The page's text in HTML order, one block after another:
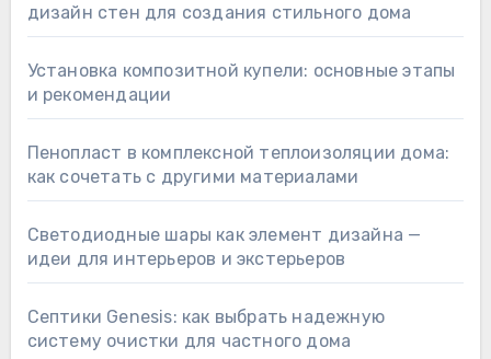
дизайн стен для создания стильного дома
Установка композитной купели: основные этапы
и рекомендации
Пенопласт в комплексной теплоизоляции дома:
как сочетать с другими материалами
Светодиодные шары как элемент дизайна —
идеи для интерьеров и экстерьеров
Септики Genesis: как выбрать надежную
систему очистки для частного дома